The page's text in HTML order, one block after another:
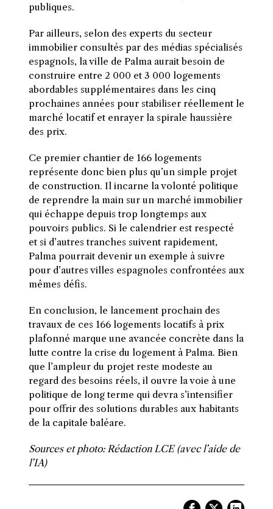
publiques.
Par ailleurs, selon des experts du secteur
immobilier consultés par des médias spécialisés
espagnols, la ville de Palma aurait besoin de
construire entre 2 000 et 3 000 logements
abordables supplémentaires dans les cinq
prochaines années pour stabiliser réellement le
marché locatif et enrayer la spirale haussière
des prix.
Ce premier chantier de 166 logements
représente donc bien plus qu’un simple projet
de construction. Il incarne la volonté politique
de reprendre la main sur un marché immobilier
qui échappe depuis trop longtemps aux
pouvoirs publics. Si le calendrier est respecté
et si d’autres tranches suivent rapidement,
Palma pourrait devenir un exemple à suivre
pour d’autres villes espagnoles confrontées aux
mêmes défis.
En conclusion, le lancement prochain des
travaux de ces 166 logements locatifs à prix
plafonné marque une avancée concrète dans la
lutte contre la crise du logement à Palma. Bien
que l’ampleur du projet reste modeste au
regard des besoins réels, il ouvre la voie à une
politique de long terme qui devra s’intensifier
pour offrir des solutions durables aux habitants
de la capitale baléare.
Sources et photo: Rédaction LCE (avec l’aide de
l’IA)